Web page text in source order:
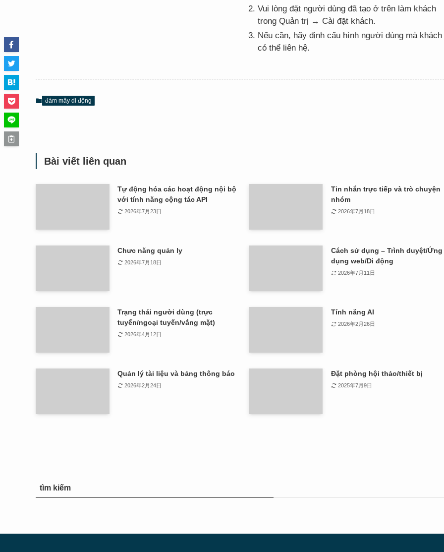
Vui lòng đặt người dùng đã tạo ở trên làm khách
trong Quản trị → Cài đặt khách.
Nếu cần, hãy định cấu hình người dùng mà khách
có thể liên hệ.
đám mây di động
Bài viết liên quan
Tự động hóa các hoạt động nội bộ
với tính năng cộng tác API
2026年7月23日
Tin nhắn trực tiếp và trò chuyện
nhóm
2026年7月18日
Chưc năng quản ly
2026年7月18日
Cách sử dụng – Trình duyệt/Ứng
dụng web/Di động
2026年7月11日
Trạng thái người dùng (trực
tuyến/ngoại tuyến/vắng mặt)
2026年4月12日
Tính năng AI
2026年2月26日
Quản lý tài liệu và bảng thông báo
2026年2月24日
Đặt phòng hội thảo/thiết bị
2025年7月9日
tìm kiếm